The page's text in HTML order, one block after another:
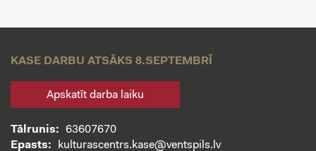
KASE DARBU ATSĀKS 8.SEPTEMBRĪ
Apskatīt darba laiku
Tālrunis:
63607670
Epasts:
kulturascentrs.kase@ventspils.lv